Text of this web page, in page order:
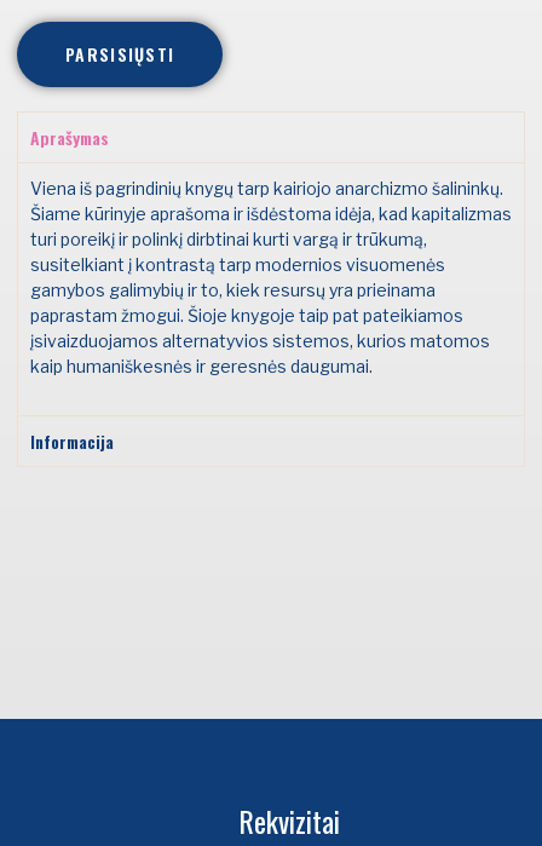
PARSISIŲSTI
Aprašymas
Viena iš pagrindinių knygų tarp kairiojo anarchizmo šalininkų.
Šiame kūrinyje aprašoma ir išdėstoma idėja, kad kapitalizmas
turi poreikį ir polinkį dirbtinai kurti vargą ir trūkumą,
susitelkiant į kontrastą tarp modernios visuomenės
gamybos galimybių ir to, kiek resursų yra prieinama
paprastam žmogui. Šioje knygoje taip pat pateikiamos
įsivaizduojamos alternatyvios sistemos, kurios matomos
kaip humaniškesnės ir geresnės daugumai.
Informacija
Rekvizitai